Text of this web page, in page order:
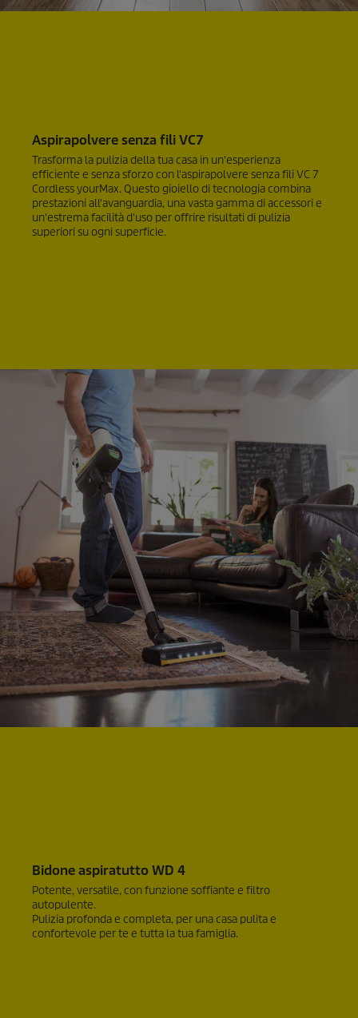
Aspirapolvere senza fili VC7
Trasforma la pulizia della tua casa in un'esperienza
efficiente e senza sforzo con l'aspirapolvere senza fili VC 7
Cordless yourMax. Questo gioiello di tecnologia combina
prestazioni all'avanguardia, una vasta gamma di accessori e
un'estrema facilità d'uso per offrire risultati di pulizia
superiori su ogni superficie.
Bidone aspiratutto WD 4
Potente, versatile, con funzione soffiante e filtro
autopulente.
Pulizia profonda e completa, per una casa pulita e
confortevole per te e tutta la tua famiglia.